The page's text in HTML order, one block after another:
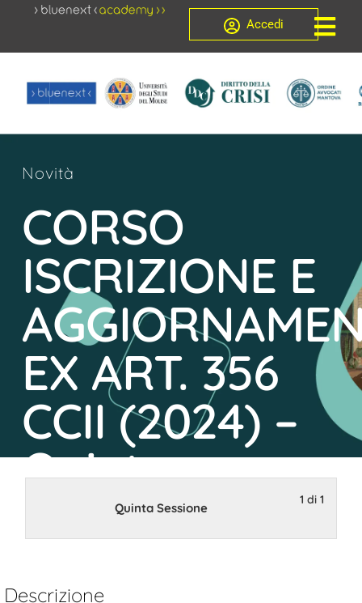
Accedi
Novità
CORSO
ISCRIZIONE E
EX ART. 356
CCII (2024) –
Quinta
Sessione
1 di 1
Quinta Sessione
Descrizione